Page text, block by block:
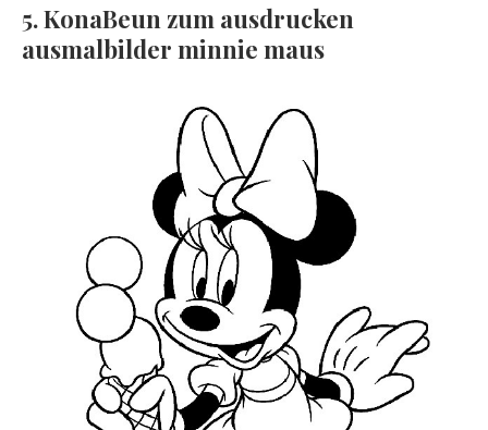
5. KonaBeun zum ausdrucken
ausmalbilder minnie maus